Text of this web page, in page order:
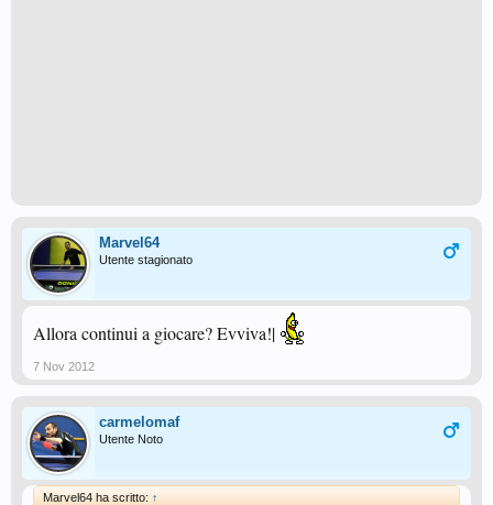
Marvel64
Utente stagionato
Allora continui a giocare? Evviva!|
7 Nov 2012
carmelomaf
Utente Noto
Marvel64 ha scritto: ↑